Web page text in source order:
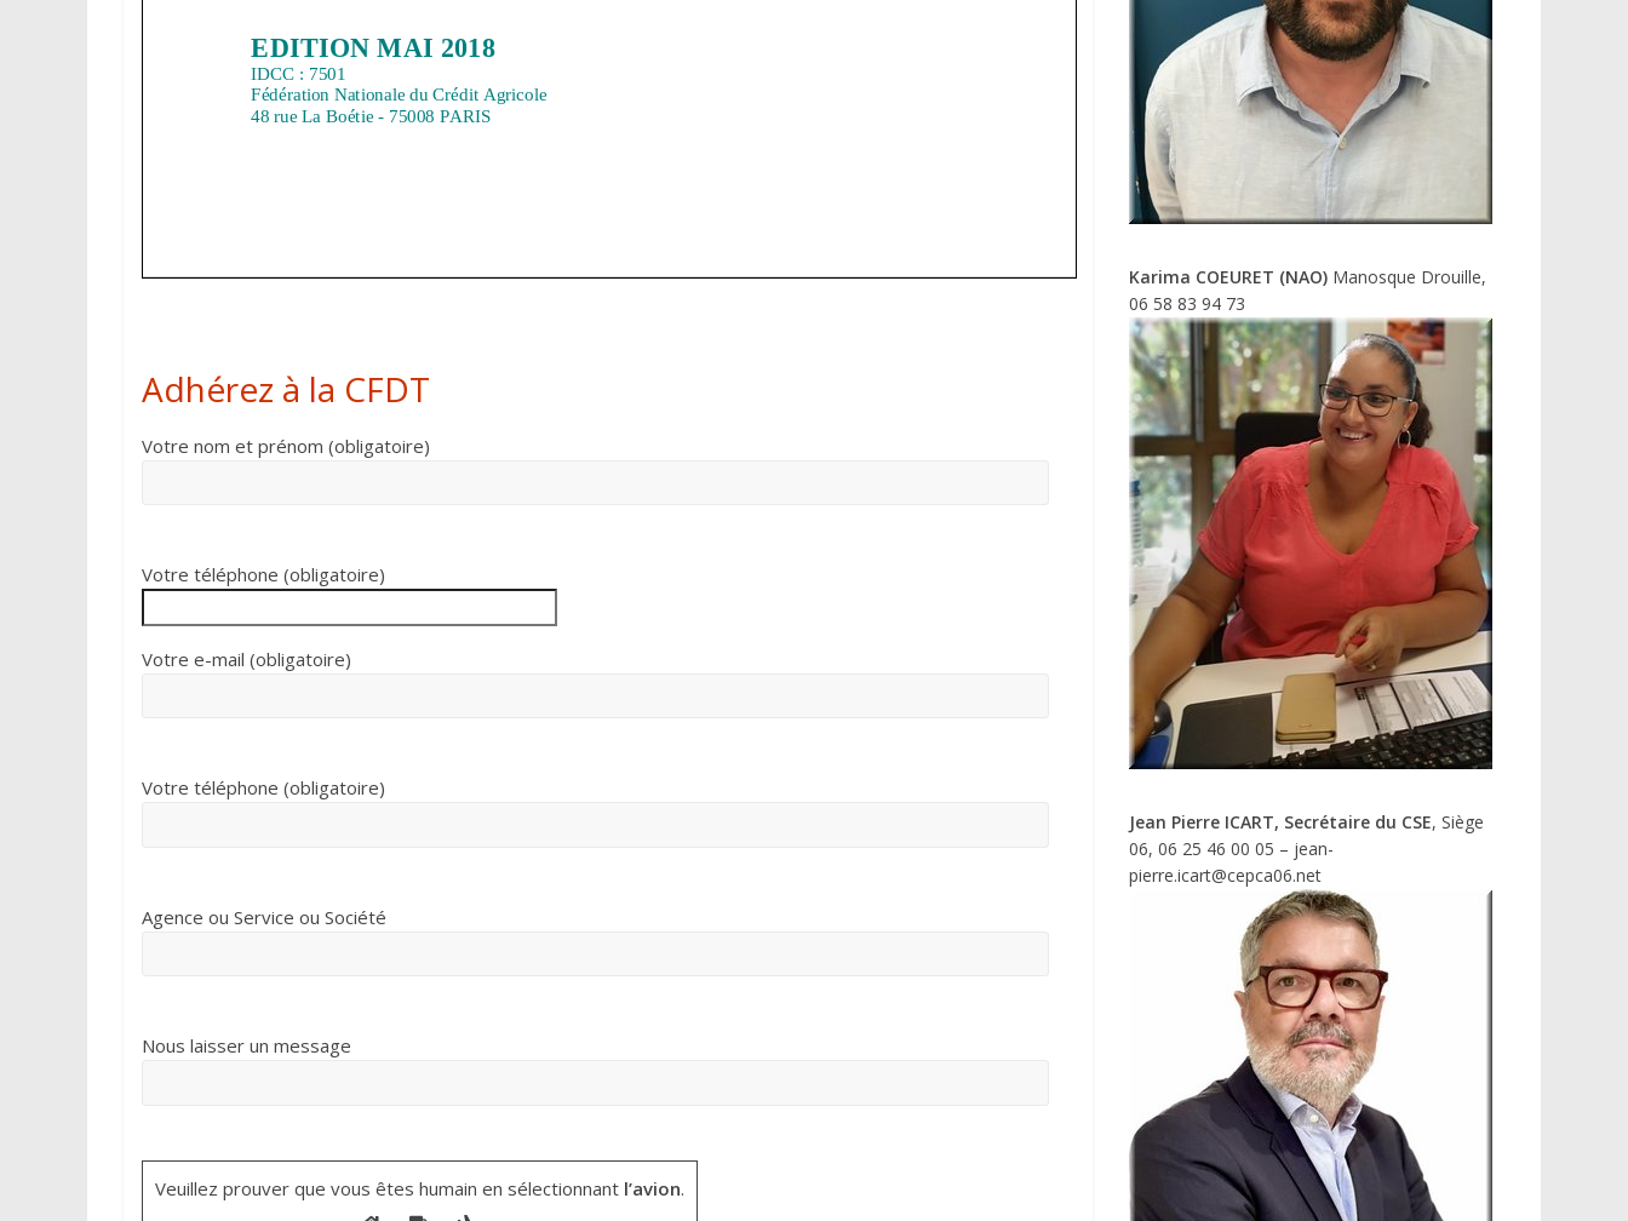
Adhérez à la CFDT
Votre nom et prénom (obligatoire)
Votre téléphone (obligatoire)
Votre e-mail (obligatoire)
Votre téléphone (obligatoire)
Agence ou Service ou Société
Nous laisser un message
Veuillez prouver que vous êtes humain en sélectionnant l’avion.
Karima COEURET (NAO) Manosque Drouille,
06 58 83 94 73
Jean Pierre ICART, Secrétaire du CSE, Siège
06, 06 25 46 00 05 – jean-
pierre.icart@cepca06.net